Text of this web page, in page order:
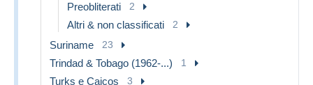
Preobliterati 2
Altri & non classificati 2
Suriname 23
Trindad & Tobago (1962-...) 1
Turks e Caicos 3